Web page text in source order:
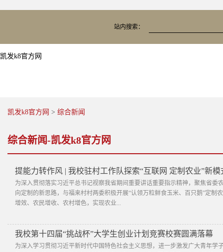
站内搜索：
凯发k8官方网
凯发k8官方网 > 综合新闻
综合新闻-凯发k8官方网
提能力转作风 | 我校驻村工作队探索“互联网 定制农业”新
为深入贯彻落实习近平总书记视察我省期间重要讲话重要指示精神，聚焦省
向定制的新思路，与福来村村两委积极开展“认领万粒鲜食玉米、百只鹅”定
增效、农民增收、农村增色，实现农业...
我校第十四届“挑战杯”大学生创业计划竞赛校赛圆满落幕
为深入学习贯彻习近平新时代中国特色社会主义思想，进一步激发广大青年